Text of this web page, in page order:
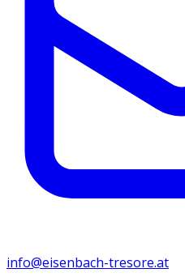
info@eisenbach-tresore.at